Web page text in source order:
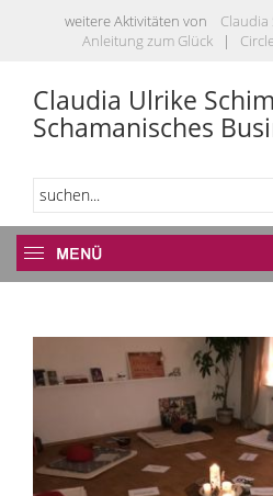
weitere Aktivitäten von Claudia
Anleitung zum Glück |
Claudia Ulrike
Schamanisches